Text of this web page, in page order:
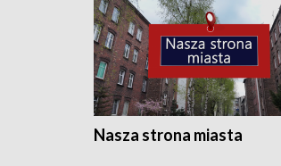
Nasza strona miasta